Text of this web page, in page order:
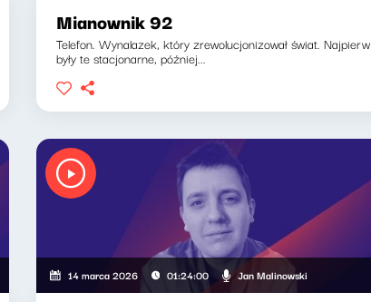
Mianownik 92
Telefon. Wynalazek, który zrewolucjonizował świat. Najpierw
były te stacjonarne, później...
14 marca 2026 01:24:00 Jan Malinowski